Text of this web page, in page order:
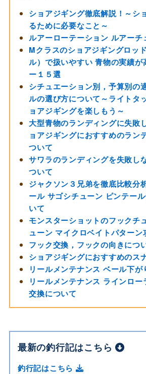
ショアジギング徹底解説！～シ
るために必要なこと～
ルアーローテーション ルアーチ
Mクラスのショアジギングロッ
ル）で扱いやすい 青物の実績が
ー１５選
シチュエーション別，予算別の
ルの選び方について～ライトタ
ョアジギングを楽しもう～
大型青物のランディングに失敗
ョアジギングにおすすめのラン
ついて
サワラのランディングを失敗し
ついて
ジャクソン３兄弟を徹底比較分
ール サゴシチューン ピンテー
いて
モンスターショットのフックチ
ューン マイクロベイトパターン
フック交換，フックの向きにつ
ショアジギングにおすすめのス
リールメンテナンス ベール下が
リールメンテナンス ラインロ
交換について
最新の釣行記はこちら
釣行記はこちら